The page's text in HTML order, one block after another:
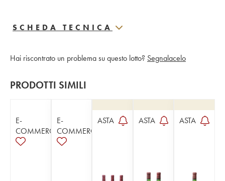
SCHEDA TECNICA
Hai riscontrato un problema su questo lotto? Segnalacelo
PRODOTTI SIMILI
E-
COMMERCE
E-
COMMERCE
ASTA ASTA ASTA